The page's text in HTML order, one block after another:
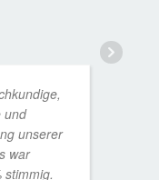
und
unserer
war
stimmig.